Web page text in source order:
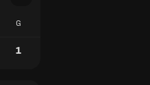
G
1